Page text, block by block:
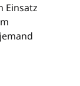
Einsatz